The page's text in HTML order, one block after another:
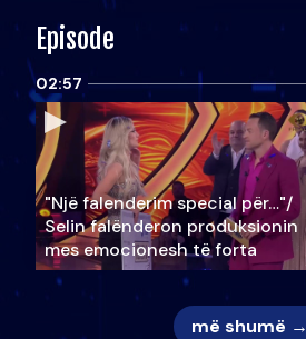
Episode
02:57
"Një falenderim special për…"/
Selin falënderon produksionin
mes emocionesh të forta
më shumë →